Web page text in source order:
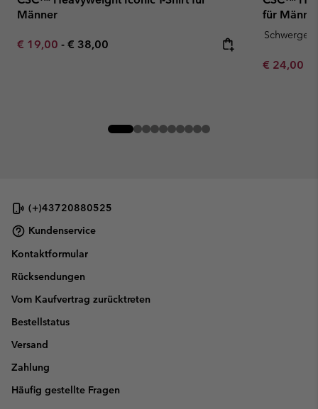
Männer
Minimum sale price:
€ 19,00 - Maximum price:
€ 38,00
für
Minimum
€ 24,00
(+)43720880525
Kundenservice
Kontaktformular
Rücksendungen
Vom Kaufvertrag zurücktreten
Bestellstatus
Versand
Zahlung
Häufig gestellte Fragen